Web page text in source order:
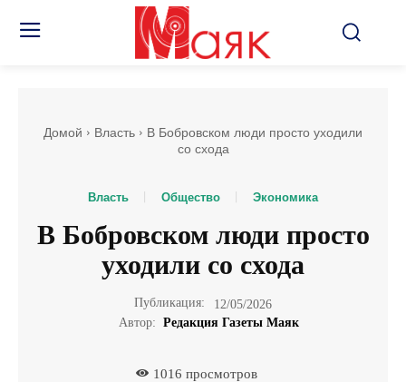
Домой Власть
В Бобровском люди просто уходили
со схода
Власть Общество Экономика
В Бобровском люди просто
уходили со схода
Публикация:
12/05/2026
Автор: Редакция Газеты Маяк
1016 просмотров